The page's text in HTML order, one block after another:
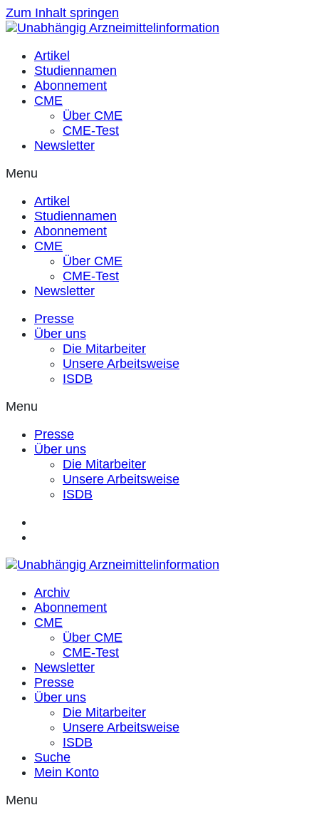
Zum Inhalt springen
Artikel
Studiennamen
Abonnement
CME
Über CME
CME-Test
Newsletter
Menu
Artikel
Studiennamen
Abonnement
CME
Über CME
CME-Test
Newsletter
Presse
Über uns
Die Mitarbeiter
Unsere Arbeitsweise
ISDB
Menu
Presse
Über uns
Die Mitarbeiter
Unsere Arbeitsweise
ISDB
Archiv
Abonnement
CME
Über CME
CME-Test
Newsletter
Presse
Über uns
Die Mitarbeiter
Unsere Arbeitsweise
ISDB
Suche
Mein Konto
Menu